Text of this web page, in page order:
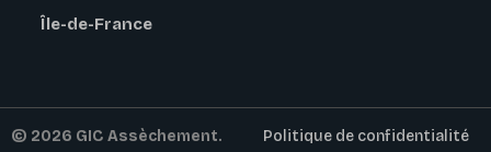
Île-de-France
© 2026 GIC Assèchement.
Politique de confidentialité